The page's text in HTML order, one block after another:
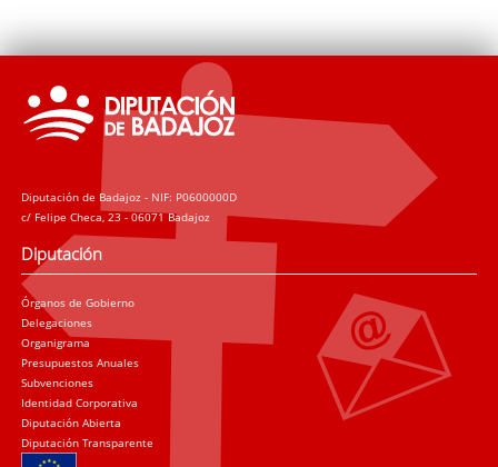
Diputación de Badajoz - NIF: P0600000D
c/ Felipe Checa, 23 - 06071 Badajoz
Diputación
Órganos de Gobierno
Delegaciones
Organigrama
Presupuestos Anuales
Subvenciones
Identidad Corporativa
Diputación Abierta
Diputación Transparente